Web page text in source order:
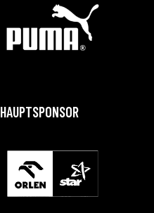
HAUPTSPONSOR